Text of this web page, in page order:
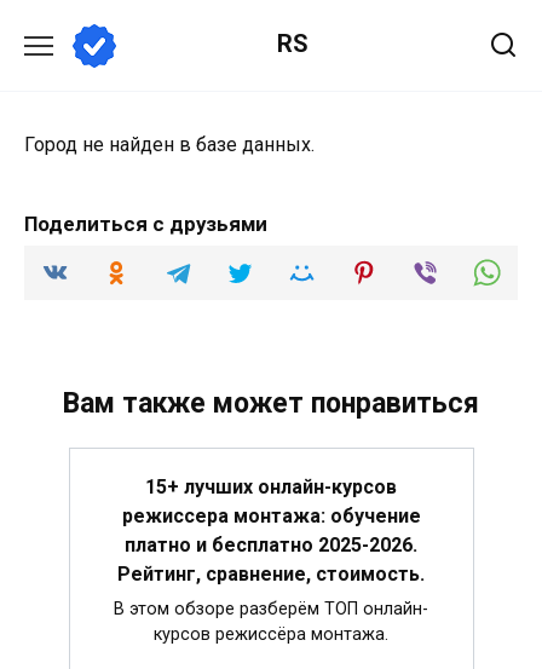
содержанию
RS
Город не найден в базе данных.
Поделиться с друзьями
Вам также может понравиться
15+ лучших онлайн-курсов
режиссера монтажа: обучение
платно и бесплатно 2025-2026.
Рейтинг, сравнение, стоимость.
В этом обзоре разберём ТОП онлайн-
курсов режиссёра монтажа.